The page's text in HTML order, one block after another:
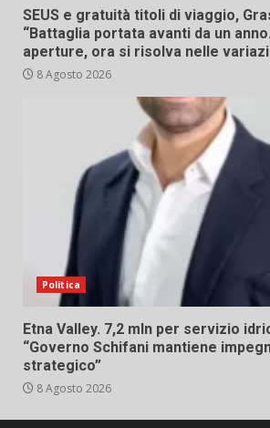
SEUS e gratuità titoli di viaggio,
“Battaglia portata avanti da un
aperture, ora si risolva nelle
8 Agosto 2026
Politica
Etna Valley. 7,2 mln per servizio
“Governo Schifani mantiene
strategico”
8 Agosto 2026